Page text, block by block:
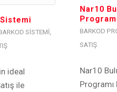
SISTEMI,
ideal
ile
Nar10
BARKOD
SATIŞ
Nar10
Programı